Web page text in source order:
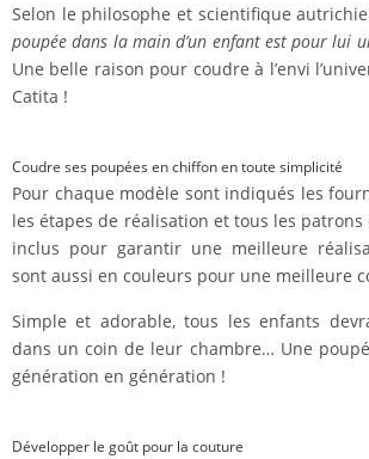
Selon le philosophe et scientiﬁque
poupée dans la main d’un enfant est pour lui
Une belle raison pour coudre à l’envi
Catita !
Coudre ses poupées en chiffon en toute simplicité
Pour chaque modèle sont indiqués les
les étapes de réalisation et tous les
inclus pour garantir une meilleure
sont aussi en couleurs pour une meilleure
Simple et adorable, tous les enfants
dans un coin de leur chambre… Une
génération en génération !
Développer le goût pour la couture